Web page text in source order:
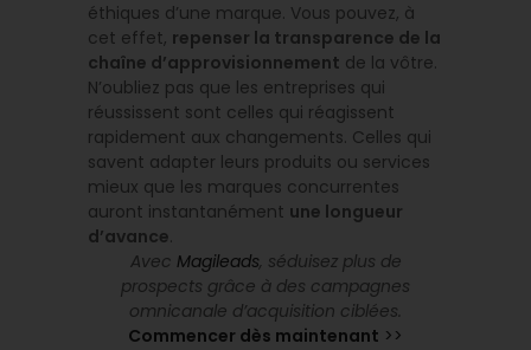
éthiques d’une marque. Vous pouvez, à
cet effet, repenser la transparence de la
chaîne d’approvisionnement de la vôtre.
N’oubliez pas que les entreprises qui
réussissent sont celles qui réagissent
rapidement aux changements. Celles qui
savent adapter leurs produits ou services
mieux que les marques concurrentes
auront instantanément une longueur
d’avance.
Avec Magileads, séduisez plus de
prospects grâce à des campagnes
omnicanale d’acquisition ciblées.
Commencer dès maintenant >>